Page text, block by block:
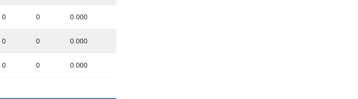
0 0 0.000
0 0 0.000
0 0 0.000